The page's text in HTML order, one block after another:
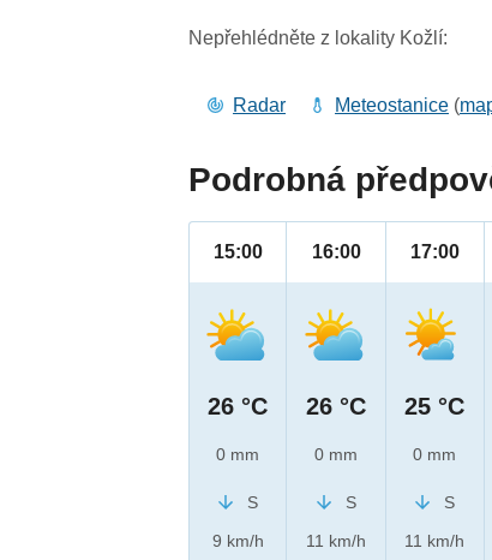
Nepřehlédněte z lokality Kožlí:
Radar Meteostanice (
Podrobná
15:00
26 °C
0 mm
S
9 km/h
16:00
26 °C
0 mm
S
11 km/h
17:00
25 °C
0 mm
S
11 km/h